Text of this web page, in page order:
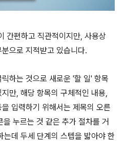
간편하고 직관적이지만, 사용상
으로 지적받고 있습니다.
하는 것으로 새로운 '할 일' 항목
만, 해당 항목의 구체적인 내용,
입력하기 위해서는 제목의 오른
누르는 것 같은 추가 절차를 거
데 두세 단계의 스텝을 밟아야 한